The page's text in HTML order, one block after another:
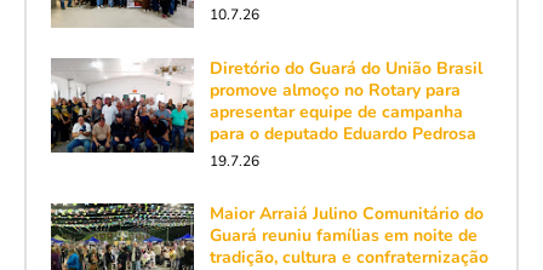
10.7.26
Diretório do Guará do União Brasil
promove almoço no Rotary para
apresentar equipe de campanha
para o deputado Eduardo Pedrosa
19.7.26
Maior Arraiá Julino Comunitário do
Guará reuniu famílias em noite de
tradição, cultura e confraternização